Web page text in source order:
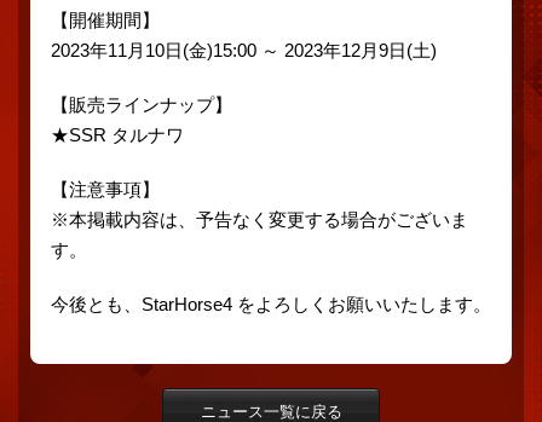
【開催期間】
2023年11月10日(金)15:00 ～ 2023年12月9日(土)
【販売ラインナップ】
★SSR タルナワ
【注意事項】
※本掲載内容は、予告なく変更する場合がございま
す。
今後とも、StarHorse4 をよろしくお願いいたします。
ニュース一覧に戻る